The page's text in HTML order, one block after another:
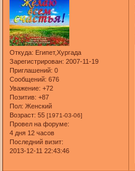
Откуда: Египет,Хургада
Зарегистрирован: 2007-11-19
Приглашений: 0
Сообщений: 676
Уважение: +72
Позитив: +87
Пол: Женский
Возраст: 55[1971-03-06]
Провел на форуме:
4 дня 12 часов
Последний визит:
2013-12-11 22:43:46